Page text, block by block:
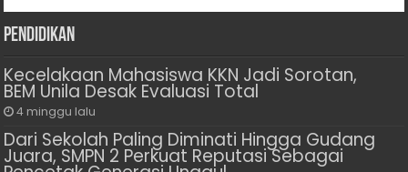
Pendidikan
Kecelakaan Mahasiswa KKN Jadi Sorotan,
BEM Unila Desak Evaluasi Total
4 minggu lalu
Dari Sekolah Paling Diminati Hingga Gudang
Juara, SMPN 2 Perkuat Reputasi Sebagai